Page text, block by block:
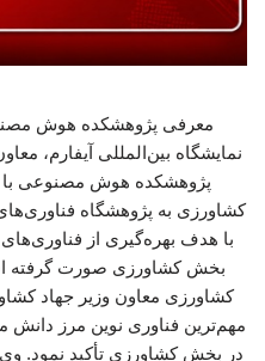
معرفی پژوهشکده هوش
نمایشگاه بین‌المللی آیفارم،
پژوهشکده هوش مصنوعی با
کشاورزی به پژوهشگاه
با هدف بهره‌گیری از
بخش کشاورزی صورت
کشاورزی معاون وزیر جهاد
مهم‌ترین فناوری نوین مرز دانش
در بخش کشاورزی تأکید نمود. وی